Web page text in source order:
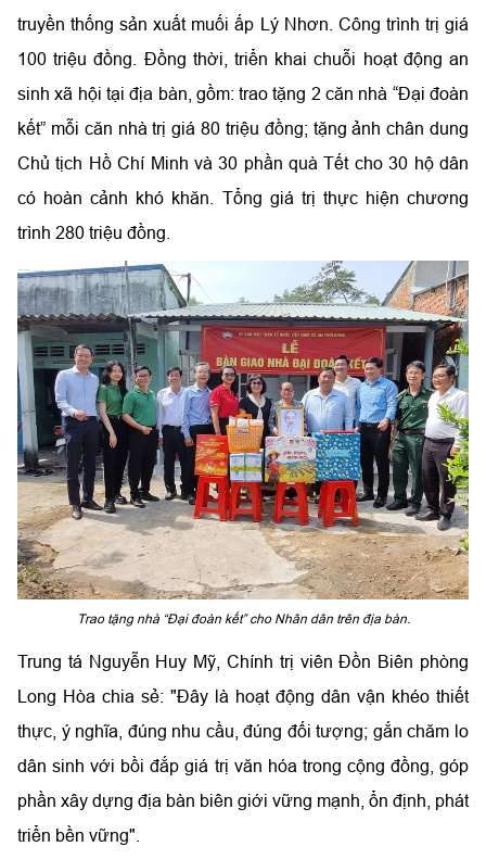
truyền thống sản xuất muối ấp Lý Nhơn. Công trình trị giá
100 triệu đồng. Đồng thời, triển khai chuỗi hoạt động an
sinh xã hội tại địa bàn, gồm: trao tặng 2 căn nhà “Đại đoàn
kết” mỗi căn nhà trị giá 80 triệu đồng; tặng ảnh chân dung
Chủ tịch Hồ Chí Minh và 30 phần quà Tết cho 30 hộ dân
có hoàn cảnh khó khăn. Tổng giá trị thực hiện chương
trình 280 triệu đồng.
Trao tặng nhà “Đại đoàn kết” cho Nhân dân trên địa bàn.
Trung tá Nguyễn Huy Mỹ, Chính trị viên Đồn Biên phòng
Long Hòa chia sẻ: "Đây là hoạt động dân vận khéo thiết
thực, ý nghĩa, đúng nhu cầu, đúng đối tượng; gắn chăm lo
dân sinh với bồi đắp giá trị văn hóa trong cộng đồng, góp
phần xây dựng địa bàn biên giới vững mạnh, ổn định, phát
triển bền vững".